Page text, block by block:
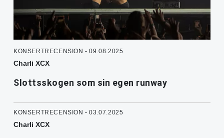
KONSERTRECENSION - 09.08.2025
Charli XCX
Slottsskogen som sin egen runway
KONSERTRECENSION - 03.07.2025
Charli XCX